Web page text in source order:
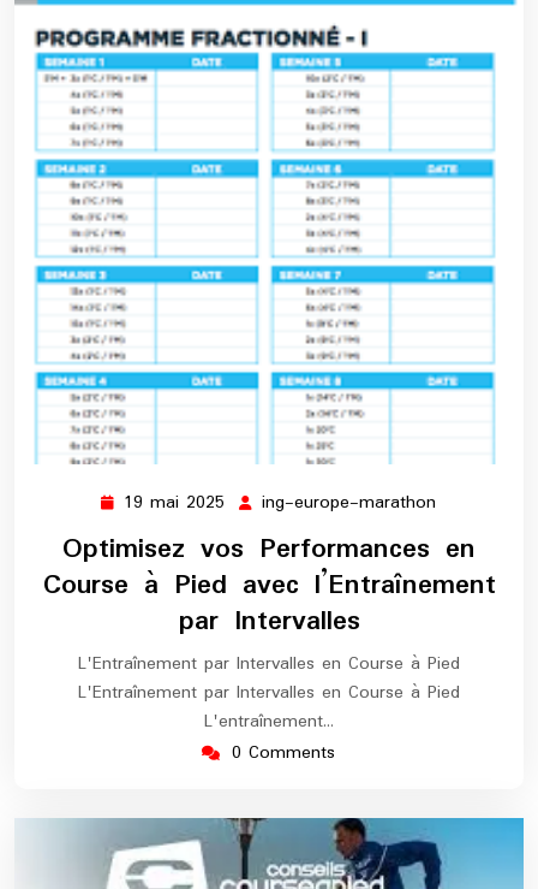
19 mai 2025 19
2025
ing-europe-marathon
marathon
Optimisez vos Performances en
Course à Pied avec l’Entraînement
par Intervalles
L'Entraînement par Intervalles en Course à Pied
L'Entraînement par Intervalles en Course à Pied
L'entraînement…
0 Comments